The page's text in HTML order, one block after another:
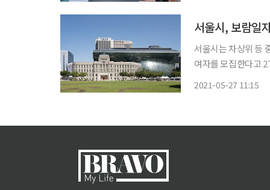
서울시, 보람일
서울시는 차상위 등
여자를 모집한다고 27일 밝혔다. 보람일자리는 중장년 세
2021-05-27 11:15